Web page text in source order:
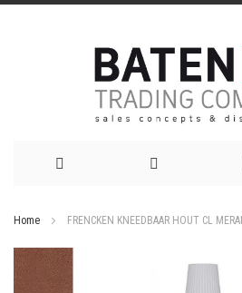
de
Home FRENCKEN KNEEDBAAR HOUT CL
Ga
naar